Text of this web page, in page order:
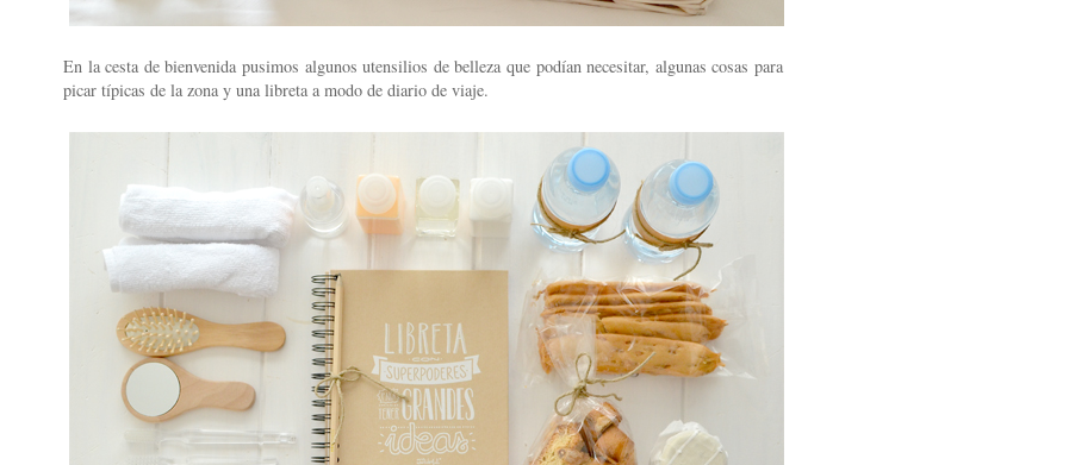
En la cesta de bienvenida pusimos algunos utensilios de belleza que podían necesitar, algunas cosas para
picar típicas de la zona y una libreta a modo de diario de viaje.